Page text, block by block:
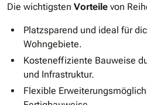
Die wichtigsten Vorteile von
Platzsparend und ideal für
Wohngebiete.
Kosteneffiziente Bauweise
und Infrastruktur.
Flexible